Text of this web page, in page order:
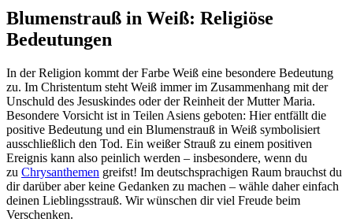
Blumenstrauß in Weiß: Religiöse
Bedeutungen
In der Religion kommt der Farbe Weiß eine besondere Bedeutung
zu. Im Christentum steht Weiß immer im Zusammenhang mit der
Unschuld des Jesuskindes oder der Reinheit der Mutter Maria.
Besondere Vorsicht ist in Teilen Asiens geboten: Hier entfällt die
positive Bedeutung und ein Blumenstrauß in Weiß symbolisiert
ausschließlich den Tod. Ein weißer Strauß zu einem positiven
Ereignis kann also peinlich werden – insbesondere, wenn du
zu Chrysanthemen greifst! Im deutschsprachigen Raum brauchst du
dir darüber aber keine Gedanken zu machen – wähle daher einfach
deinen Lieblingsstrauß. Wir wünschen dir viel Freude beim
Verschenken.